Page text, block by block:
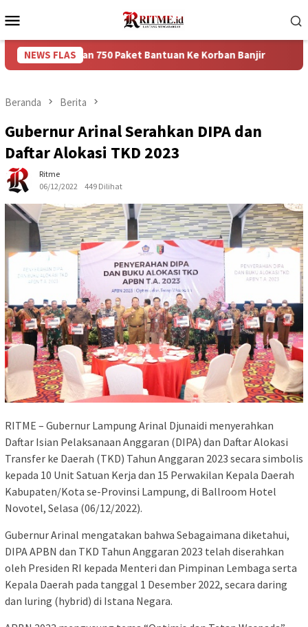
ke
Mobile
NEWS FLAS
750 Paket Bantuan Ke Korban Banjir Puncak
Beranda Berita
Gubernur Arinal Serahkan DIPA dan
Daftar Alokasi TKD 2023
Ritme
06/12/2022
449 Dilihat
RITME – Gubernur Lampung Arinal Djunaidi menyerahkan
Daftar Isian Pelaksanaan Anggaran (DIPA) dan Daftar Alokasi
Transfer ke Daerah (TKD) Tahun Anggaran 2023 secara simbolis
kepada 10 Unit Satuan Kerja dan 15 Perwakilan Kepala Daerah
Kabupaten/Kota se-Provinsi Lampung, di Ballroom Hotel
Novotel, Selasa (06/12/2022).
Gubernur Arinal mengatakan bahwa Sebagaimana diketahui,
DIPA APBN dan TKD Tahun Anggaran 2023 telah diserahkan
oleh Presiden RI kepada Menteri dan Pimpinan Lembaga serta
Kepala Daerah pada tanggal 1 Desember 2022, secara daring
dan luring (hybrid) di Istana Negara.